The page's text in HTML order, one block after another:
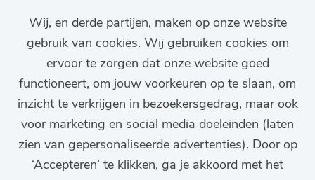
Wij, en derde partijen, maken op onze website
gebruik van cookies. Wij gebruiken cookies om
ervoor te zorgen dat onze website goed
functioneert, om jouw voorkeuren op te slaan, om
inzicht te verkrijgen in bezoekersgedrag, maar ook
voor marketing en social media doeleinden (laten
zien van gepersonaliseerde advertenties). Door op
‘Accepteren’ te klikken, ga je akkoord met het
Op de hoogte blijven van
nieuwe vacatures?